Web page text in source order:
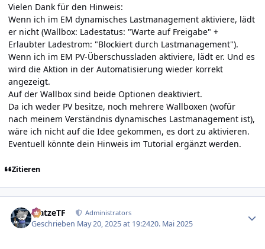
Vielen Dank für den Hinweis:
Wenn ich im EM dynamisches Lastmanagement aktiviere, lädt
er nicht (Wallbox: Lade­status: "Warte auf Freigabe" +
Erlaubter Ladestrom: "Blockiert durch Last­manage­ment").
Wenn ich im EM PV-Über­schuss­laden aktiviere, lädt er. Und es
wird die Aktion in der Automatisierung wieder korrekt
angezeigt.
Auf der Wallbox sind beide Optionen deaktiviert.
Da ich weder PV besitze, noch mehrere Wallboxen (wofür
nach meinem Verständnis dynamisches Lastmanagement ist),
wäre ich nicht auf die Idee gekommen, es dort zu aktivieren.
Eventuell könnte dein Hinweis im Tutorial ergänzt werden.
Zitieren
MatzeTF Administrators
Geschrieben May 20, 2025 at 19:2420. Mai 2025